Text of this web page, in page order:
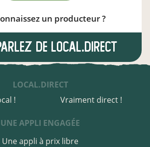
un producteur ?
de local.direct
LOCAL.DIRECT
!
Vraiment direct !
UNE APPLI ENGAGÉE
Une appli à prix libre